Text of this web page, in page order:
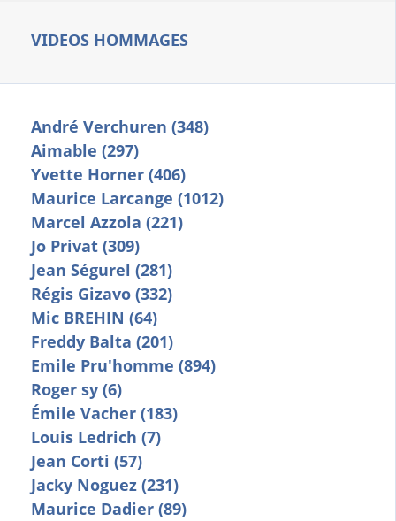
VIDEOS HOMMAGES
André Verchuren (348)
Aimable (297)
Yvette Horner (406)
Maurice Larcange (1012)
Marcel Azzola (221)
Jo Privat (309)
Jean Ségurel (281)
Régis Gizavo (332)
Mic BREHIN (64)
Freddy Balta (201)
Emile Pru'homme (894)
Roger sy (6)
Émile Vacher (183)
Louis Ledrich (7)
Jean Corti (57)
Jacky Noguez (231)
Maurice Dadier (89)